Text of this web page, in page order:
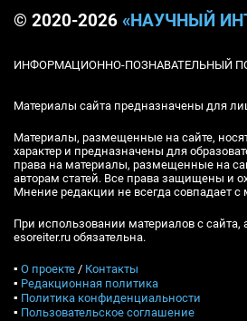
© 2020-2026 «НАУЧНЫЙ
ИНФОРМАЦИОННО-ПОЗНАВАТЕЛЬНЫЙ
Материалы сайта предназначены для
Материалы, размещенные на сайте,
характер и предназначены для
права на материалы, размещенные на
авторам статей. Все права защищены и
Мнение редакции не всегда совпадает с
При использовании материалов с сайта,
esoreiter.ru обязательна.
▪ О проекте / Контакты
▪ Редакционная политика
▪ Политика конфиденциальности
▪ Пользовательское соглашение